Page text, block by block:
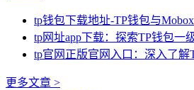
tp钱包下载地址-TP钱包与
tp网址app下载：探索TP钱包一
tp官网正版官网入口：深入了
更多文章 >